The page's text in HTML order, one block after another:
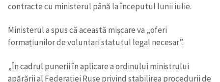
contracte cu ministerul până la începutul lunii iulie.
Ministerul a spus că această mișcare va „oferi
formațiunilor de voluntari statutul legal necesar”.
„În cadrul punerii în aplicare a ordinului ministrului
apărării al Federației Ruse privind stabilirea procedurii de